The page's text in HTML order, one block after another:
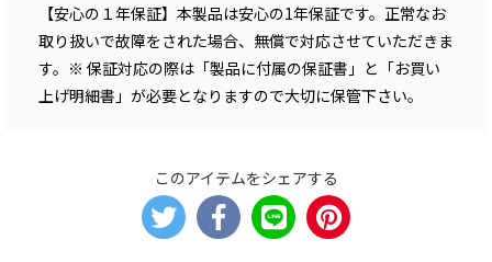
【安心の１年保証】本製品は安心の1年保証です。正常なお
取り扱いで故障をされた場合、無償で対応させていただきま
す。※ 保証対応の際は「製品に付属の保証書」と「お買い
上げ明細書」が必要となりますので大切に保管下さい。
このアイテムをシェアする